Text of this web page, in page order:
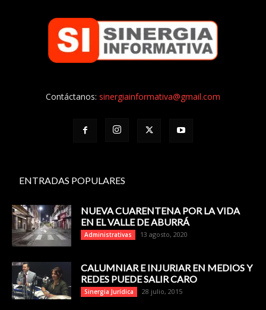
Contáctanos: sinergiainformativa@gmail.com
ENTRADAS POPULARES
NUEVA CUARENTENA POR LA VIDA
EN EL VALLE DE ABURRÁ
Administrativas 13 agosto, 2020
CALUMNIAR E INJURIAR EN MEDIOS Y
REDES PUEDE SALIR CARO
Sinergia Jurídica 28 julio, 2015